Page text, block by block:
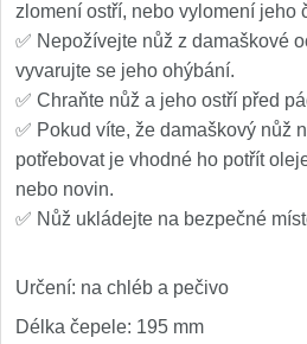
zlomení ostří, nebo vylomení jeho
✅ Nepožívejte nůž z damaškové
vyvarujte se jeho ohýbání.
✅ Chraňte nůž a jeho ostří před
✅ Pokud víte, že damaškový nůž
potřebovat je vhodné ho potřít
nebo novin.
✅ Nůž ukládejte na bezpečné
Určení: na chléb a pečivo
Délka čepele: 195 mm